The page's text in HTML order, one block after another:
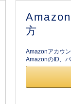
方
Amazonアカウ
AmazonのID、